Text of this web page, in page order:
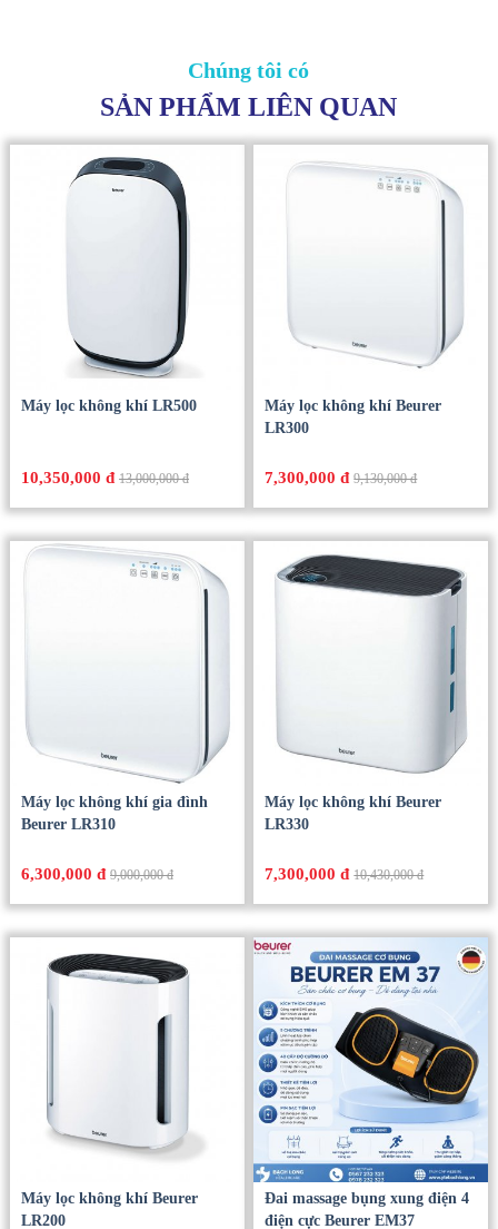
Chúng tôi có
SẢN PHẨM LIÊN QUAN
Máy lọc không khí LR500
10,350,000 đ 13,000,000 đ
Máy lọc không khí Beurer
LR300
7,300,000 đ 9,130,000 đ
Máy lọc không khí gia đình
Beurer LR310
6,300,000 đ 9,000,000 đ
Máy lọc không khí Beurer
LR330
7,300,000 đ 10,430,000 đ
Máy lọc không khí Beurer
LR200
Đai massage bụng xung điện 4
điện cực Beurer EM37